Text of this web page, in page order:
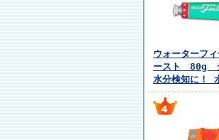
ウォーターフ
ースト 80g
水分検知に！